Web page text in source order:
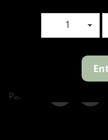
Quantité

Partager
1